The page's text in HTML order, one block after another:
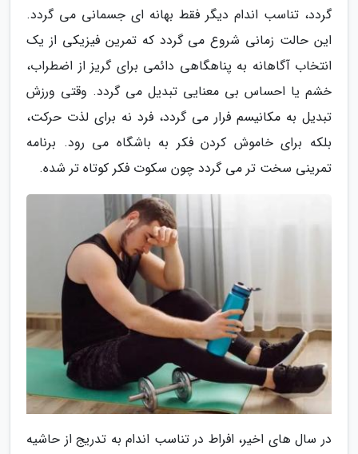
گردد، تناسب اندام دیگر فقط بهانه ای جسمانی می گردد.
این حالت زمانی شروع می گردد که تمرین فیزیکی از یک
انتخاب آگاهانه به پناهگاهی دائمی برای گریز از اضطراب،
خشم یا احساس بی معنایی تبدیل می گردد. وقتی ورزش
تبدیل به مکانیسم فرار می گردد، فرد نه برای لذت حرکت،
بلکه برای خاموش کردن فکر به باشگاه می رود. برنامه
تمرینی سخت تر می گردد چون سکوت فکر کوتاه تر شده.
در سال های اخیر، افراط در تناسب اندام به تدریج از حاشیه